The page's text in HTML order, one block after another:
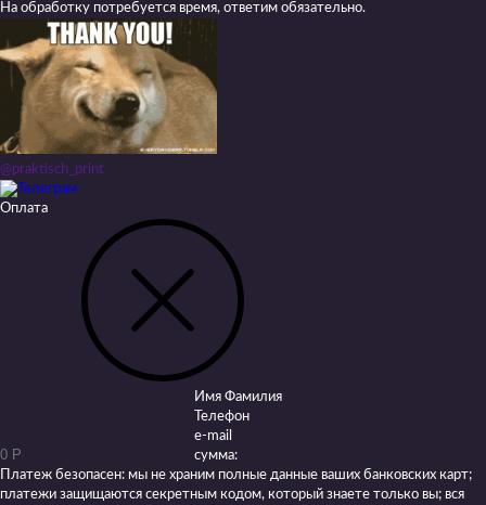
На обработку потребуется время, ответим обязательно.
@praktisch_print
Оплата
Имя Фамилия
Телефон
e-mail
сумма:
Платеж безопасен: мы не храним полные данные ваших банковских карт;
платежи защищаются секретным кодом, который знаете только вы; вся